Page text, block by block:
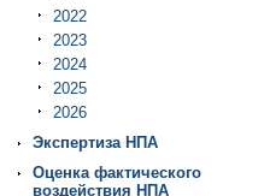
2022
2023
2024
2025
2026
Экспертиза НПА
Оценка фактического
воздействия НПА